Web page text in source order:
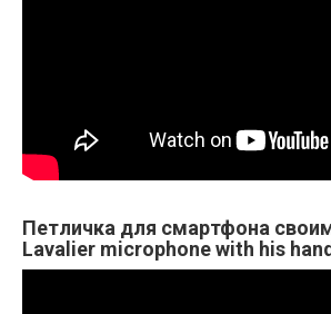
Петличка для смартфона
Lavalier microphone with his